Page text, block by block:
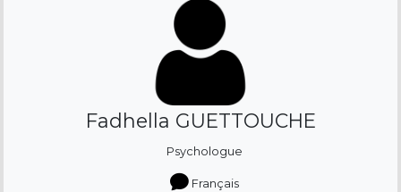
Fadhella GUETTOUCHE
Psychologue
Français